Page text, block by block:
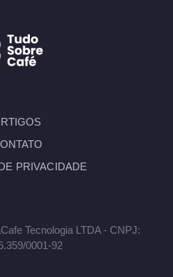
PRIVACIDADE
Tecnologia LTDA - CNPJ:
0001-92